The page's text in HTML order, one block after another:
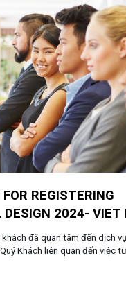
REGISTERING
DESIGN 2024- VIET
khách đã quan tâm đến dịch
Khách liên quan đến việc
việc. Đăng ký kiểu dáng công
như sau: